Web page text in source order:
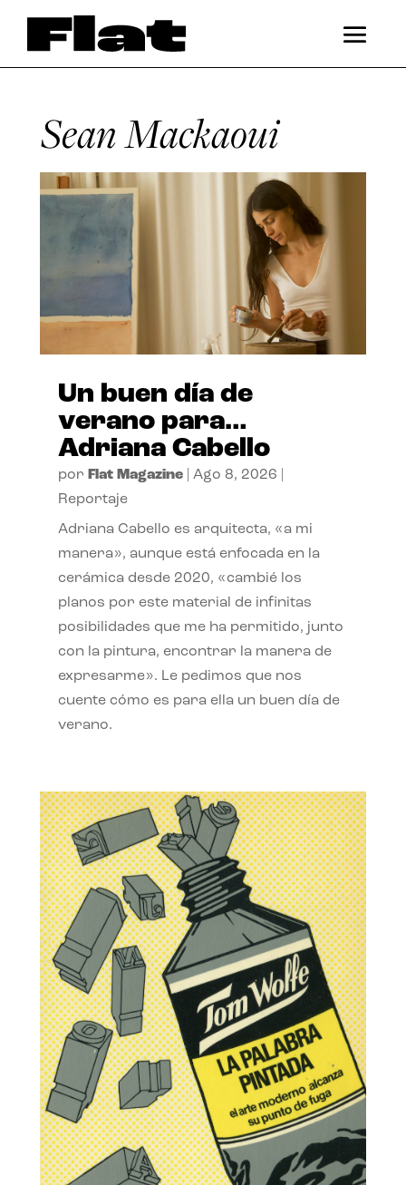
Sean Mackaoui
Un buen día de
verano para…
Adriana Cabello
por Flat Magazine| Ago 8, 2026
Reportaje
Adriana Cabello es arquitecta, «a mi
manera», aunque está enfocada en la
cerámica desde 2020, «cambié los
planos por este material de infinitas
posibilidades que me ha permitido, junto
con la pintura, encontrar la manera de
expresarme». Le pedimos que nos
cuente cómo es para ella un buen día de
verano.